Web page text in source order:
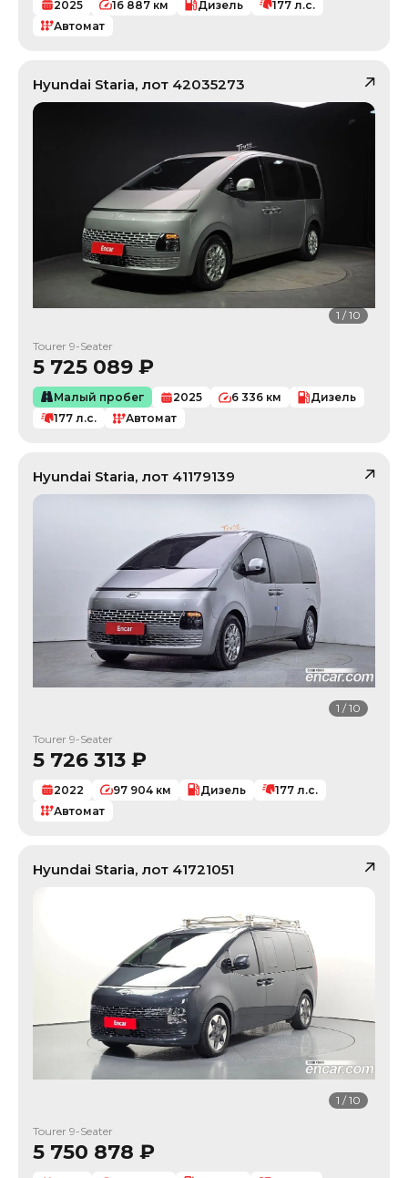
2025 16 887 км Дизель 177 л.с.
Автомат
Hyundai Staria, лот 42035273
1 /10
Tourer 9-Seater
5 725 089 ₽
Малый пробег 2025 6 336 км
Дизель
177 л.с. Автомат
Hyundai Staria, лот 41179139
1 /10
Tourer 9-Seater
5 726 313 ₽
2022 97 904 км Дизель 177 л.с.
Автомат
Hyundai Staria, лот 41721051
1 /10
Tourer 9-Seater
5 750 878 ₽